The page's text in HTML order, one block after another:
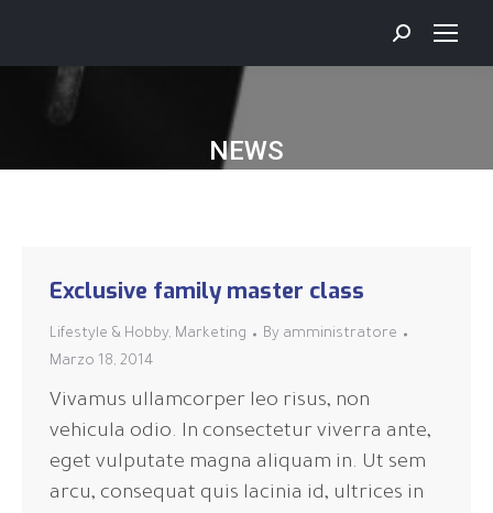
NEWS
Exclusive family master class
Lifestyle & Hobby, Marketing By amministratore
Marzo 18, 2014
Vivamus ullamcorper leo risus, non
vehicula odio. In consectetur viverra ante,
eget vulputate magna aliquam in. Ut sem
arcu, consequat quis lacinia id, ultrices in